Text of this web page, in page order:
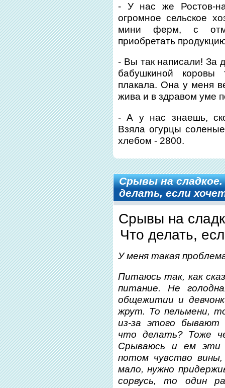
- У нас же Ростов-
огромное сельское
мини ферм, с
приобретать
- Вы так написали! За
бабушкиной
плакала. Она у меня
жива и в здравом уме
- А у нас знаешь,
Взяла огурцы
хлебом - 2800.
Срывы на
делать, если
Срывы на
Что делать,
У меня такая
Питаюсь так, как
питание. Не
общежитии и
жрут. То пельмени,
из-за этого бывают
что делать? Тоже
Срываюсь и ем эти
потом чувство
мало, нужно
сорвусь, то один